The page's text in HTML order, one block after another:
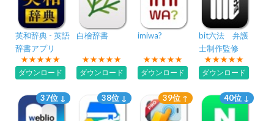
英和辞典 - 英語
辞書アプリ
ダウンロード
白檜辞書
ダウンロード
imiwa?
ダウンロード
bit六法 弁護
士制作監修
ダウンロード
37位 ↓ 38位 ↓ 39位 ↑ 40位 ↓